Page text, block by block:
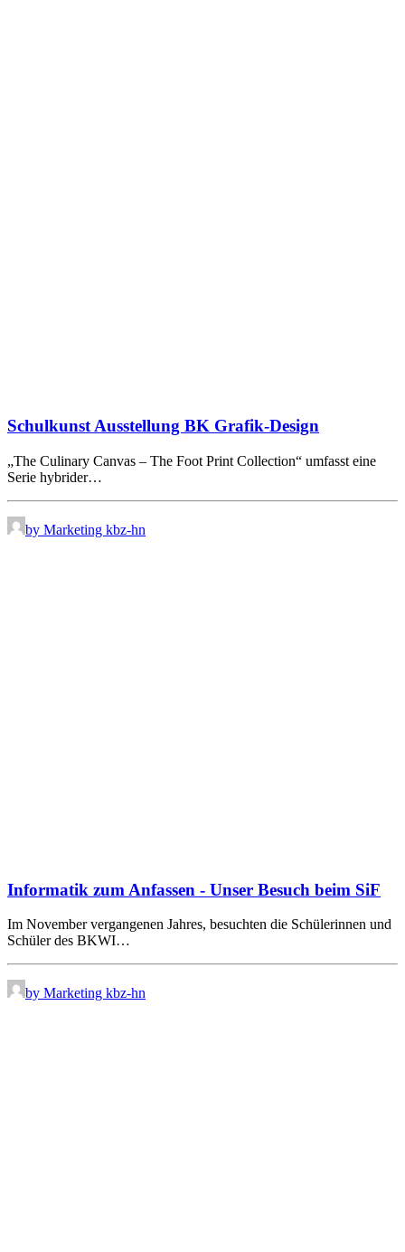
Schulkunst Ausstellung BK Grafik-Design
„The Culinary Canvas – The Foot Print Collection“ umfasst eine
Serie hybrider…
by Marketing kbz-hn
Informatik zum Anfassen - Unser Besuch beim SiF
Im November vergangenen Jahres, besuchten die Schülerinnen und
Schüler des BKWI…
by Marketing kbz-hn